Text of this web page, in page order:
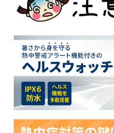
セット内容：本体、ベ
扱説明書
保証期間：5か月
【注意事項】
●本製品は医療機器で
●暑い環境下でのすべ
来るものではありません
●本来の目的以外では使
●製品の分解、修理、